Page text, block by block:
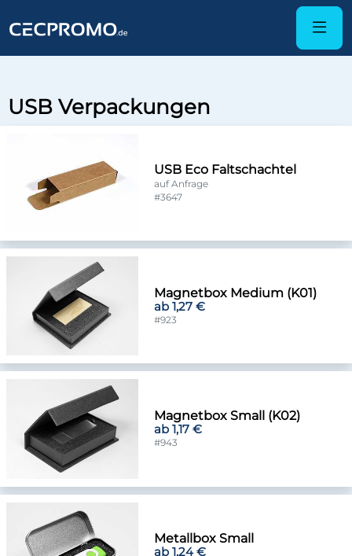
USB Verpackungen
USB Eco Faltschachtel
auf Anfrage
#3647
Magnetbox Medium (K01)
ab 1,27 €
#923
Magnetbox Small (K02)
ab 1,17 €
#943
Metallbox Small
ab 1,24 €